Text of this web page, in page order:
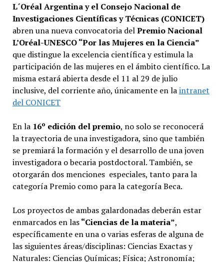
L´Oréal Argentina y el Consejo Nacional de
Investigaciones Científicas y Técnicas (CONICET)
abren una nueva convocatoria delPremio Nacional
L’Oréal-UNESCO “Por las Mujeres en la Ciencia”
que distingue la excelencia científica y estimula la
participación de las mujeres en el ámbito científico. La
misma estará abierta desde el 11 al 29 de julio
inclusive, del corriente año, únicamente en laintranet
del CONICET
En la 16º edición del premio, no solo se reconocerá
la trayectoria de una investigadora, sino que también
se premiará la formación y el desarrollo de una joven
investigadora o becaria postdoctoral. También, se
otorgarán dos menciones especiales, tanto para la
categoría Premio como para la categoría Beca.
Los proyectos de ambas galardonadas deberán estar
enmarcados en las“Ciencias de la materia”,
específicamente en una o varias esferas de alguna de
las siguientes áreas/disciplinas: Ciencias Exactas y
Naturales: Ciencias Químicas; Física; Astronomía;